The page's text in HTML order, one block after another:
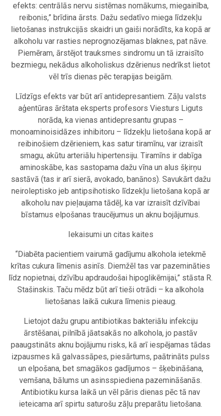
efekts: centrālās nervu sistēmas nomākums, miegainība,
reibonis,” brīdina ārsts. Dažu sedatīvo miega līdzekļu
lietošanas instrukcijās skaidri un gaiši norādīts, ka kopā ar
alkoholu var rasties neprognozējamas blaknes, pat nāve.
Piemēram, ārstējot trauksmes sindromu un tā izraisīto
bezmiegu, nekādus alkoholiskus dzērienus nedrīkst lietot
vēl trīs dienas pēc terapijas beigām.
Līdzīgs efekts var būt arī antidepresantiem. Zāļu valsts
aģentūras ārštata eksperts profesors Viesturs Liguts
norāda, ka vienas antidepresantu grupas –
monoaminoisidāzes inhibitoru – līdzekļu lietošana kopā ar
reibinošiem dzērieniem, kas satur tiramīnu, var izraisīt
smagu, akūtu arteriālu hipertensiju. Tiramīns ir dabīga
aminoskābe, kas sastopama dažu vīna un alus šķirņu
sastāvā (tas ir arī sierā, avokado, banānos). Savukārt dažu
neiroleptisko jeb antipsihotisko līdzekļu lietošana kopā ar
alkoholu nav pieļaujama tādēļ, ka var izraisīt dzīvībai
bīstamus elpošanas traucējumus un aknu bojājumus.
Iekaisumi un citas kaites
“Diabēta pacientiem vairumā gadījumu alkohola ietekmē
krītas cukura līmenis asinīs. Diemžēl tas var pazemināties
līdz nopietnai, dzīvību apdraudošai hipoglikēmijai,” stāsta R.
Stašinskis. Taču mēdz būt arī tieši otrādi – ka alkohola
lietošanas laikā cukura līmenis pieaug.
Lietojot dažu grupu antibiotikas bakteriālu infekciju
ārstēšanai, pilnībā jāatsakās no alkohola, jo pastāv
paaugstināts aknu bojājumu risks, kā arī iespējamas tādas
izpausmes kā galvassāpes, piesārtums, paātrināts pulss
un elpošana, bet smagākos gadījumos – šķebināšana,
vemšana, bālums un asinsspiediena pazemināšanās.
Antibiotiku kursa laikā un vēl pāris dienas pēc tā nav
ieteicama arī spirtu saturošu zāļu preparātu lietošana.